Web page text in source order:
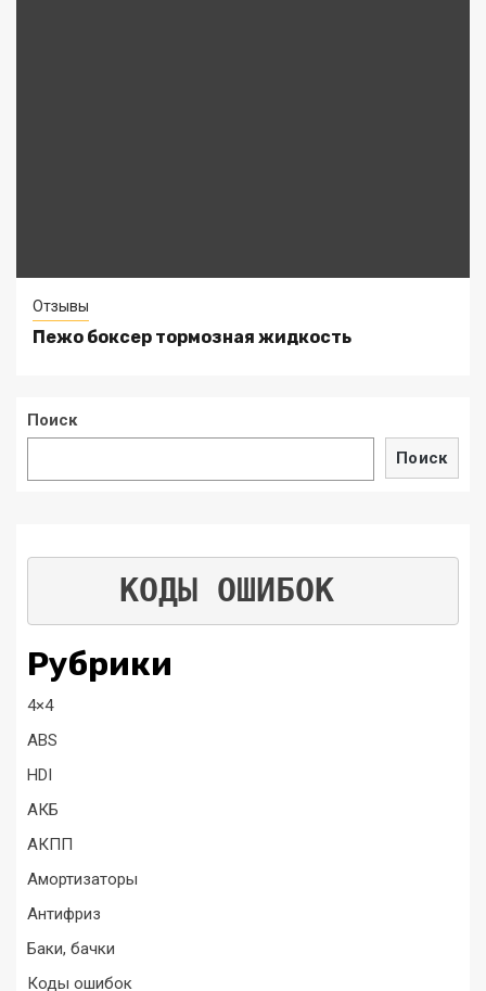
Отзывы
Пежо боксер тормозная жидкость
Поиск
Поиск
КОДЫ ОШИБОК
Рубрики
4×4
ABS
HDI
АКБ
АКПП
Амортизаторы
Антифриз
Баки, бачки
Коды ошибок